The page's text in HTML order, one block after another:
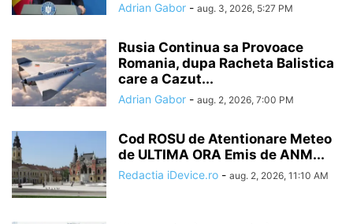
Adrian Gabor - aug. 3, 2026, 5:27 PM
Rusia Continua sa Provoace
Romania, dupa Racheta Balistica
care a Cazut...
Adrian Gabor - aug. 2, 2026, 7:00 PM
Cod ROSU de Atentionare Meteo
de ULTIMA ORA Emis de ANM...
Redactia iDevice.ro - aug. 2, 2026, 11:10 AM